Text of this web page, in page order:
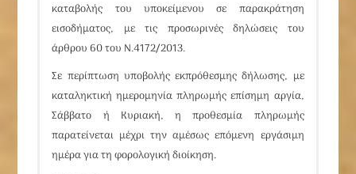
καταβολής του υποκείμενου σε παρακράτηση
εισοδήματος, με τις προσωρινές δηλώσεις του
άρθρου 60του Ν.4172/2013.
Σε περίπτωση υποβολής εκπρόθεσμης δήλωσης, με
καταληκτική ημερομηνία πληρωμής επίσημη αργία,
Σάββατο ή Κυριακή, η προθεσμία πληρωμής
παρατείνεται μέχρι την αμέσως επόμενη εργάσιμη
ημέρα για τη φορολογική διοίκηση.